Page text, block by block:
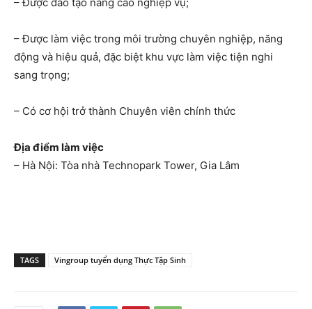
– Được làm việc trong môi trường chuyên nghiệp, năng
động và hiệu quả, đặc biệt khu vực làm việc tiện nghi
sang trọng;
– Có cơ hội trở thành Chuyên viên chính thức
Địa điểm làm việc
– Hà Nội: Tòa nhà Technopark Tower, Gia Lâm
TAGS Vingroup tuyển dụng Thực Tập Sinh